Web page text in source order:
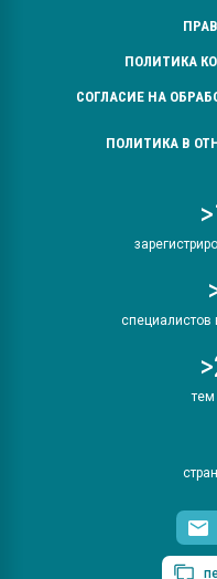
ПОЛИТИКА
СОГЛАСИЕ НА
ПОЛИТИКА В
тем